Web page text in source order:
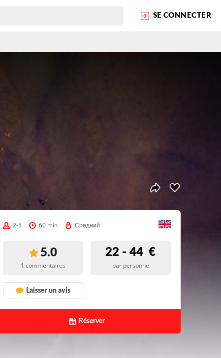
SE CONNECTER
2-5 60 min Средний
5.0
1 commentaires
22 - 44 €
par personne
Laisser un avis
Réserver